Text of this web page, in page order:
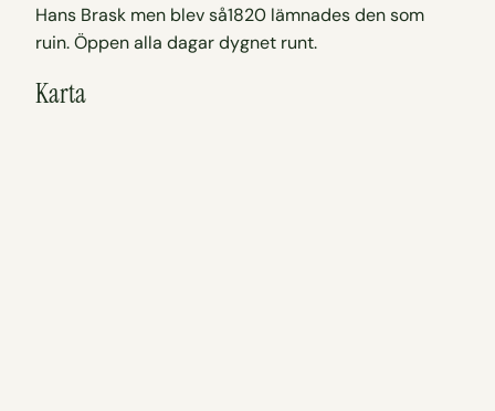
Hans Brask men blev så1820 lämnades den som
ruin. Öppen alla dagar dygnet runt.
Karta